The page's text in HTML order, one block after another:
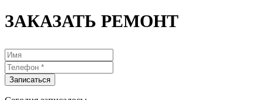
ЗАКАЗАТЬ РЕМОНТ